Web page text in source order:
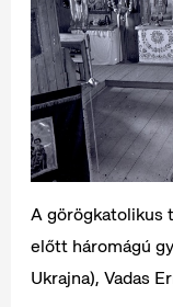
A görögkatolikus
előtt háromágú
Ukrajna), Vadas